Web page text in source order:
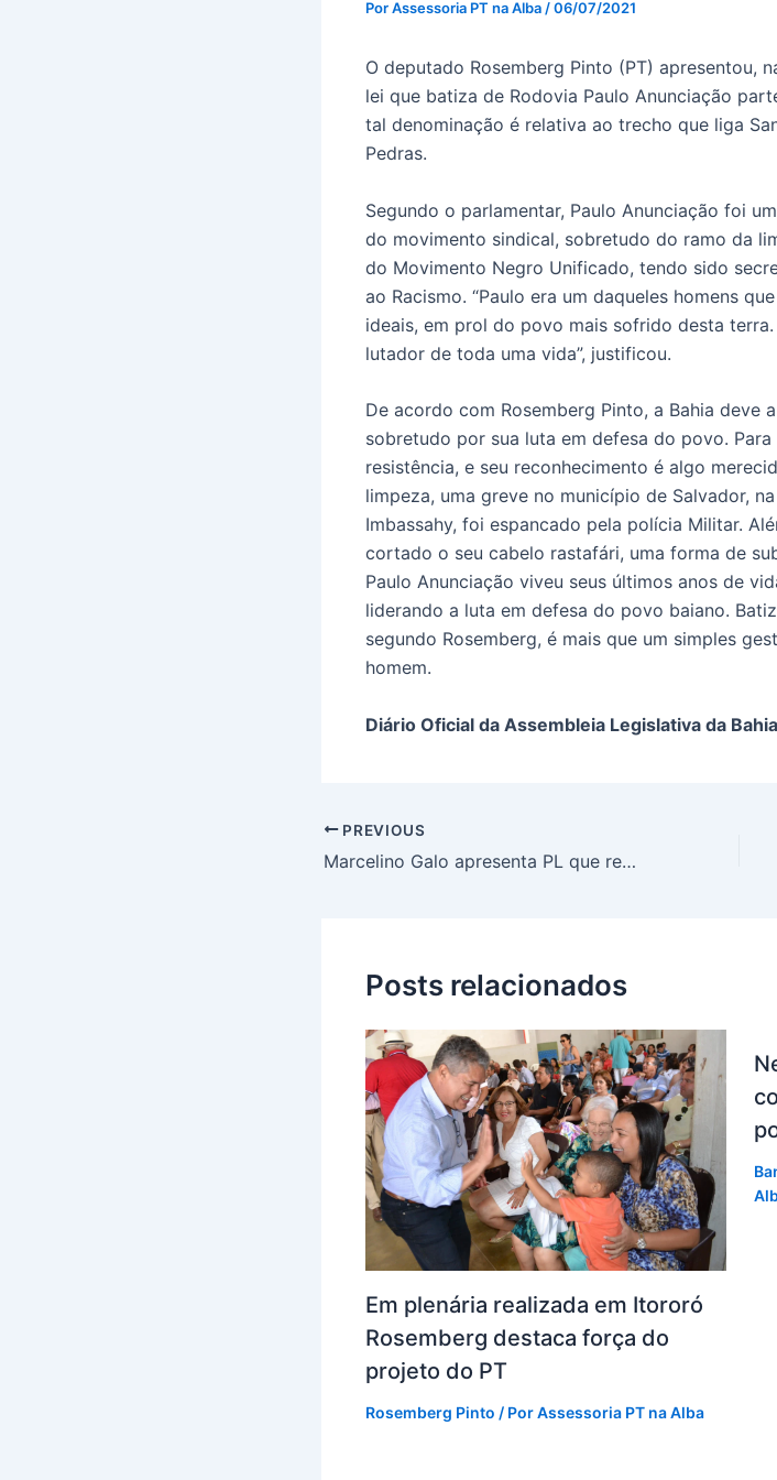
PorAssessoria PT na Alba /06/07/2021
O deputado Rosemberg Pinto (PT) apresentou,
lei que batiza de Rodovia Paulo Anunciação
tal denominação é relativa ao trecho que liga
Pedras.
Segundo o parlamentar, Paulo Anunciação foi
do movimento sindical, sobretudo do ramo da
do Movimento Negro Unificado, tendo sido
ao Racismo. “Paulo era um daqueles homens
ideais, em prol do povo mais sofrido desta
lutador de toda uma vida”, justificou.
De acordo com Rosemberg Pinto, a Bahia deve
sobretudo por sua luta em defesa do povo.
resistência, e seu reconhecimento é algo
limpeza, uma greve no município de Salvador,
Imbassahy, foi espancado pela polícia Militar.
cortado o seu cabelo rastafári, uma forma de
Paulo Anunciação viveu seus últimos anos de
liderando a luta em defesa do povo baiano.
segundo Rosemberg, é mais que um simples
homem.
Diário Oficial da Assembleia Legislativa da Bahia
PREVIOUS
Marcelino Galo apresenta PL que reconhece o Reggae como Patrimônio Cultural Imaterial da Bahia
Posts relacionados
Em plenária realizada em Itororó
Rosemberg destaca força do
projeto do PT
Rosemberg Pinto / PorAssessoria PT na Alba